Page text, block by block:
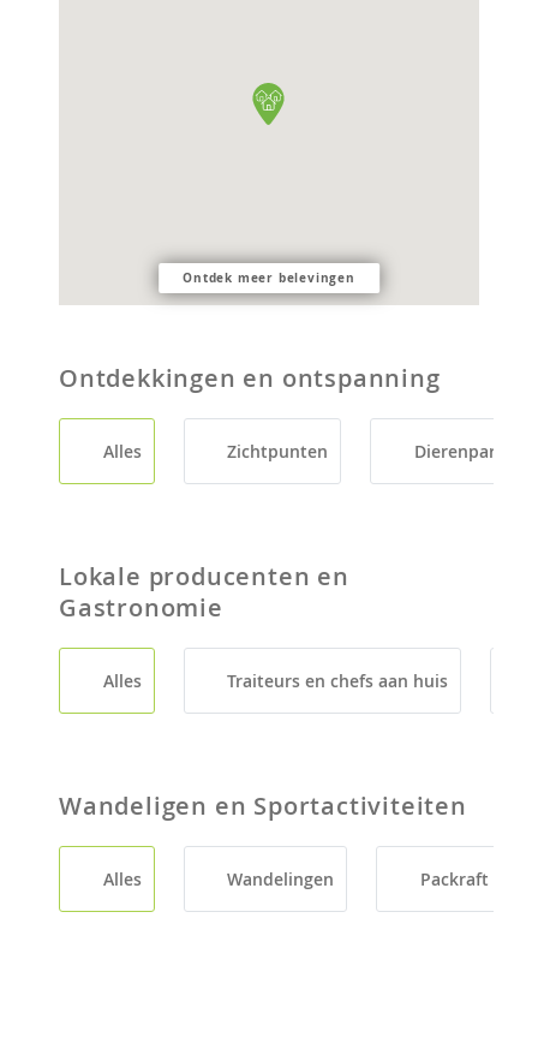
Ontdek meer belevingen
Ontdekkingen en ontspanning
Alles Zichtpunten Dierenparken
Lokale producenten en
Gastronomie
Alles Traiteurs en chefs aan huis
Wandeligen en Sportactiviteiten
Alles Wandelingen Packraft